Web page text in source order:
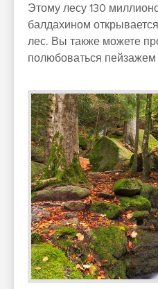
Этому лесу 130
балдахином
лес. Вы также можете
полюбоваться пейзажем